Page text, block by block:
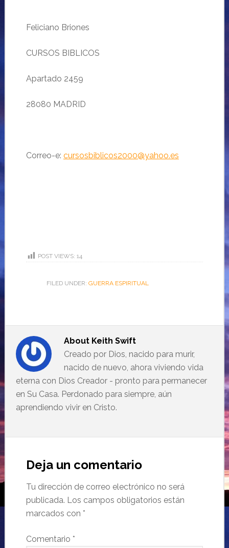
Feliciano Briones
CURSOS BIBLICOS
Apartado 2459
28080 MADRID
Correo-e: cursosbiblicos2000@yahoo.es
POST VIEWS: 14
FILED UNDER: GUERRA ESPIRITUAL
About Keith Swift
Creado por Dios, nacido para murir,
nacido de nuevo, ahora viviendo vida
eterna con Dios Creador - pronto para permanecer
en Su Casa. Perdonado para siempre, aún
aprendiendo vivir en Cristo.
Deja un comentario
Tu dirección de correo electrónico no será
publicada. Los campos obligatorios están
marcados con *
Comentario *